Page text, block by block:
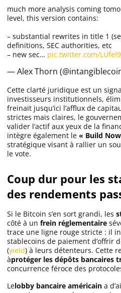
much more analysis coming
level, this version contains:
– substantial rewrites in title 1
definitions, SEC authorities, etc
– new sec… pic.twitter.com/
— Alex Thorn
Cette clarté juridique est un
investisseurs institutionnels,
freinait jusqu’ici l’afflux de
strictes mais claires, le
valider l’actif aux yeux de la
intègre également le « Build
stratégique visant à rallier un
le vote.
Coup dur pour les
des rendements
Si le Bitcoin s’en sort grandi, les
côté à un frein réglementaire
trace une ligne rouge stricte : il
stablecoins de paiement d’offrir
(yield) à leurs détenteurs. Cette
àprotéger les dépôts bancaires
concurrence féroce des
Lelobby bancaire américain a